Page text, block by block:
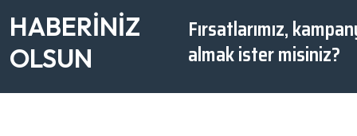
HABERİNİZ
OLSUN
Fırsatlarımız,
almak ister misiniz?